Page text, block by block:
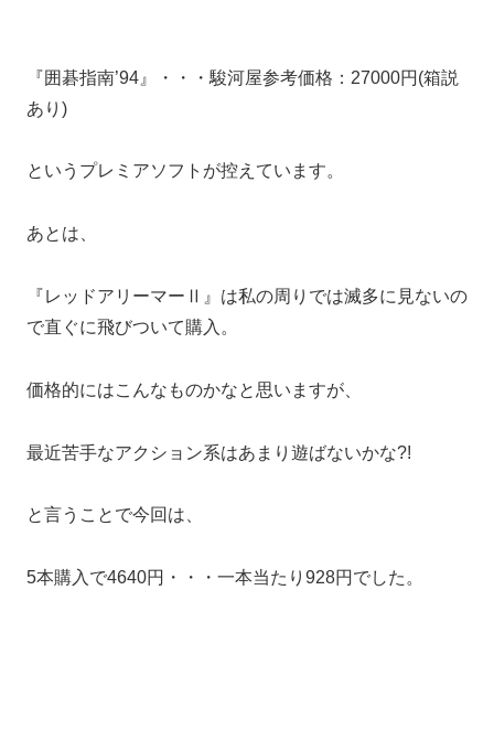
『囲碁指南’94』・・・駿河屋参考価格：27000円(箱説
あり)
というプレミアソフトが控えています。
あとは、
『レッドアリーマーⅡ』は私の周りでは滅多に見ないの
で直ぐに飛びついて購入。
価格的にはこんなものかなと思いますが、
最近苦手なアクション系はあまり遊ばないかな?!
と言うことで今回は、
5本購入で4640円・・・一本当たり928円でした。